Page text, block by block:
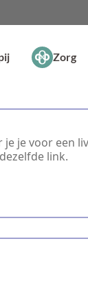
Zorg
je voor een
link.